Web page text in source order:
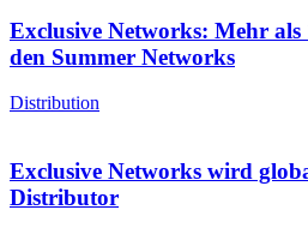
Exclusive Networks: Mehr als
den Summer Networks
Distribution
Exclusive Networks wird
Distributor